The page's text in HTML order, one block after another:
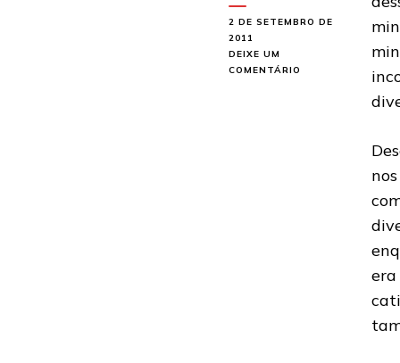
2 DE SETEMBRO DE
2011
DEIXE UM
COMENTÁRIO